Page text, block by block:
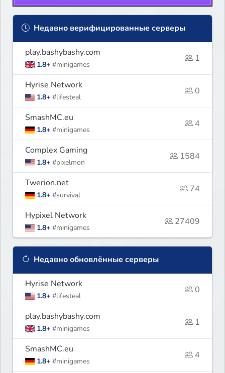
Недавно верифицированные серверы
play.bashybashy.com
1.8+ #minigames
1
Hyrise Network
1.8+ #lifesteal
0
SmashMC.eu
1.8+ #minigames
4
Complex Gaming
1.8+ #pixelmon
1584
Twerion.net
1.8+ #survival
74
Hypixel Network
1.8+ #minigames
27409
Недавно обновлённые серверы
Hyrise Network
1.8+ #lifesteal
0
play.bashybashy.com
1.8+ #minigames
1
SmashMC.eu
1.8+ #minigames
4